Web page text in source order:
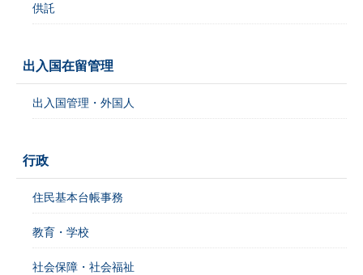
供託
出入国在留管理
出入国管理・外国人
行政
住民基本台帳事務
教育・学校
社会保障・社会福祉